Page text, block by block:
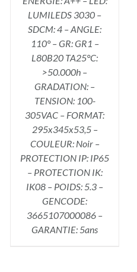
LUMILEDS 3030 –
SDCM: 4 – ANGLE:
110° – GR: GR1 –
L80B20 TA25°C:
>50.000h –
GRADATION: –
TENSION: 100-
305VAC – FORMAT:
295x345x53,5 –
COULEUR: Noir –
PROTECTION IP: IP65
– PROTECTION IK:
IK08 – POIDS: 5.3 –
GENCODE:
3665107000086 –
GARANTIE: 5ans